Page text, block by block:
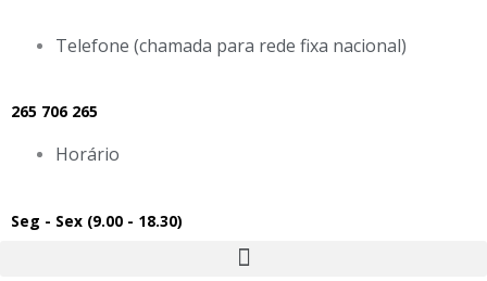
Telefone (chamada para rede fixa nacional)
265 706 265
Horário
Seg - Sex (9.00 - 18.30)
Menu